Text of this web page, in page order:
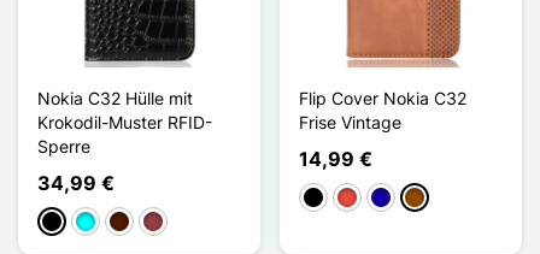
Nokia C32 Hülle mit
Krokodil-Muster RFID-
Sperre
34,99 €
Schwarz
CyanDunkelbraun
Dunkelrot
Flip Cover Nokia C32
Frise Vintage
14,99 €
Schwarz
Rot Dunkelblau
Braun